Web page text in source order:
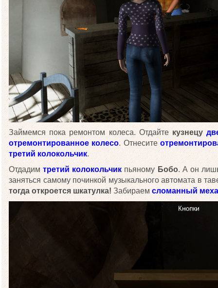
Займемся пока ремонтом колеса. Отдайте кузнецу
отремонтированное колесо. Отнесите
третий колокольчик.
Отдадимтретий колокольчик пьяному Бобо. А он
заняться самому починкой музыкального автомата в
тогда откроется шкатулка! Забираем сломанный